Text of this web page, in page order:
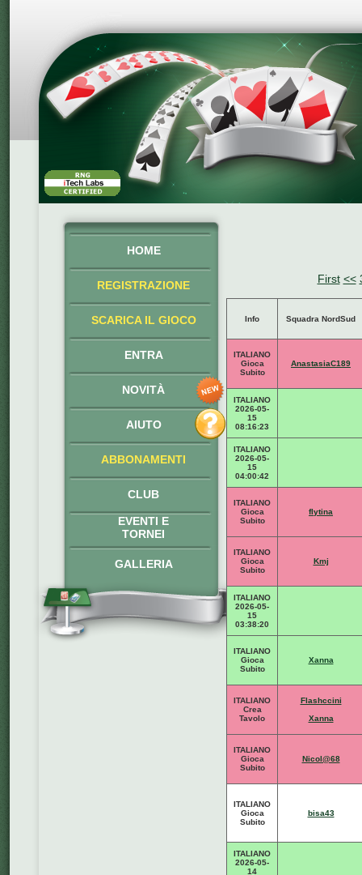
HOME
REGISTRAZIONE
SCARICA IL GIOCO
ENTRA
NOVITÀ
AIUTO
ABBONAMENTI
CLUB
EVENTI E
TORNEI
GALLERIA
First <<
Info Squadra NordSud
ITALIANO
Gioca
Subito
AnastasiaC189
ITALIANO
2026-05-
15
08:16:23
ITALIANO
2026-05-
15
04:00:42
ITALIANO
Gioca
Subito
flytina
ITALIANO
Gioca
Subito
Kmj
ITALIANO
2026-05-
15
03:38:20
ITALIANO
Gioca
Subito
Xanna
ITALIANO
Crea
Tavolo
Flashccini
Xanna
ITALIANO
Gioca
Subito
Nicol@68
ITALIANO
Gioca
Subito
bisa43
ITALIANO
2026-05-
14